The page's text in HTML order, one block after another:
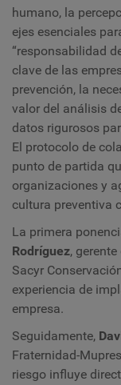
humano, la
ejes esenciales
“responsabilidad
clave de las
prevención, la
valor del análisis
datos rigurosos
El protocolo de
punto de partida
organizaciones y
cultura preventiva
La primera
Rodríguez,
Sacyr
experiencia de
empresa.
Seguidamente,
Fraternidad-
riesgo influye